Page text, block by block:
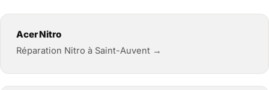
Acer Nitro
Réparation Nitro à Saint-Auvent →